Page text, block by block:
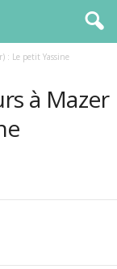
: Le petit Yassine
à Mazer